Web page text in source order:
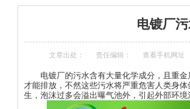
电镀厂
文章出处： 责任编辑： 查看手机网址
电镀厂的污水含有大量化学成分，且重
才能排放，不然这些污水将严重危害人类身
生，泡沫过多会溢出曝气池外，引起外部环境